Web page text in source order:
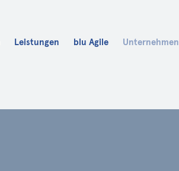
Leistungen blu Agile Unternehmen